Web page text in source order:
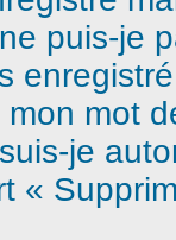
puis-je
mon mot
je
«